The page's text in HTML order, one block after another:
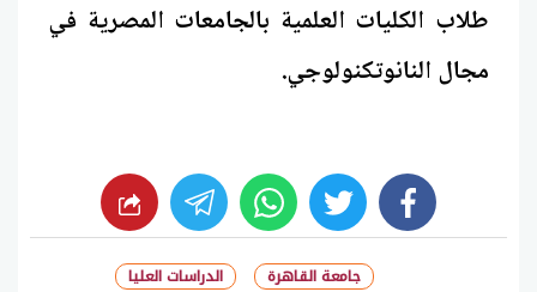
طلاب الكليات العلمية بالجامعات المصرية في
مجال النانوتكنولوجي.
facebook
twitter
whats
جامعة القاهرة
الدراسات العليا